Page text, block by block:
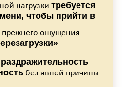
нагрузки требуется
чтобы прийти в
прежнего ощущения
раздражительность
без явной причины